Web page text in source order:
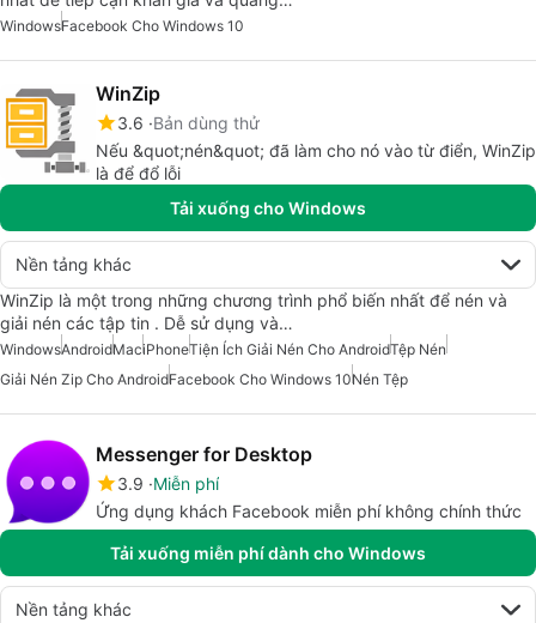
WindowsFacebook Cho Windows 10
WinZip
3.6 Bản dùng thử
Nếu &quot;nén&quot; đã làm cho nó vào từ điển, WinZip
là để đổ lỗi
Tải xuống cho Windows
Nền tảng khác
WinZip là một trong những chương trình phổ biến nhất để nén và
giải nén các tập tin . Dễ sử dụng và…
WindowsAndroidMaciPhoneTiện Ích Giải Nén Cho AndroidTệp Nén
Giải Nén Zip Cho AndroidFacebook Cho Windows 10Nén Tệp
Messenger for Desktop
3.9 Miễn phí
Ứng dụng khách Facebook miễn phí không chính thức
Tải xuống miễn phí dành cho Windows
Nền tảng khác